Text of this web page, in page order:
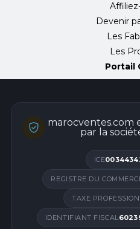
Devenir
Les
Les
Portail
marocventes.com
par la
ICE
REGISTRE DU
TAXE
IDENTIFIANT FISCAL